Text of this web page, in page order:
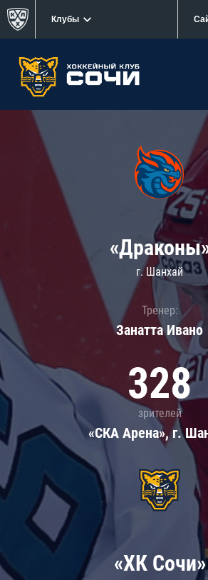
Клубы
г. Шанхай
Тренер:
Занатта Иванo
328
зрителей
«СКА Арена», г.
«ХК Сочи»